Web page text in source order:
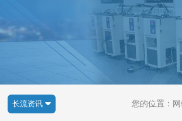
长流资讯 您的位置：